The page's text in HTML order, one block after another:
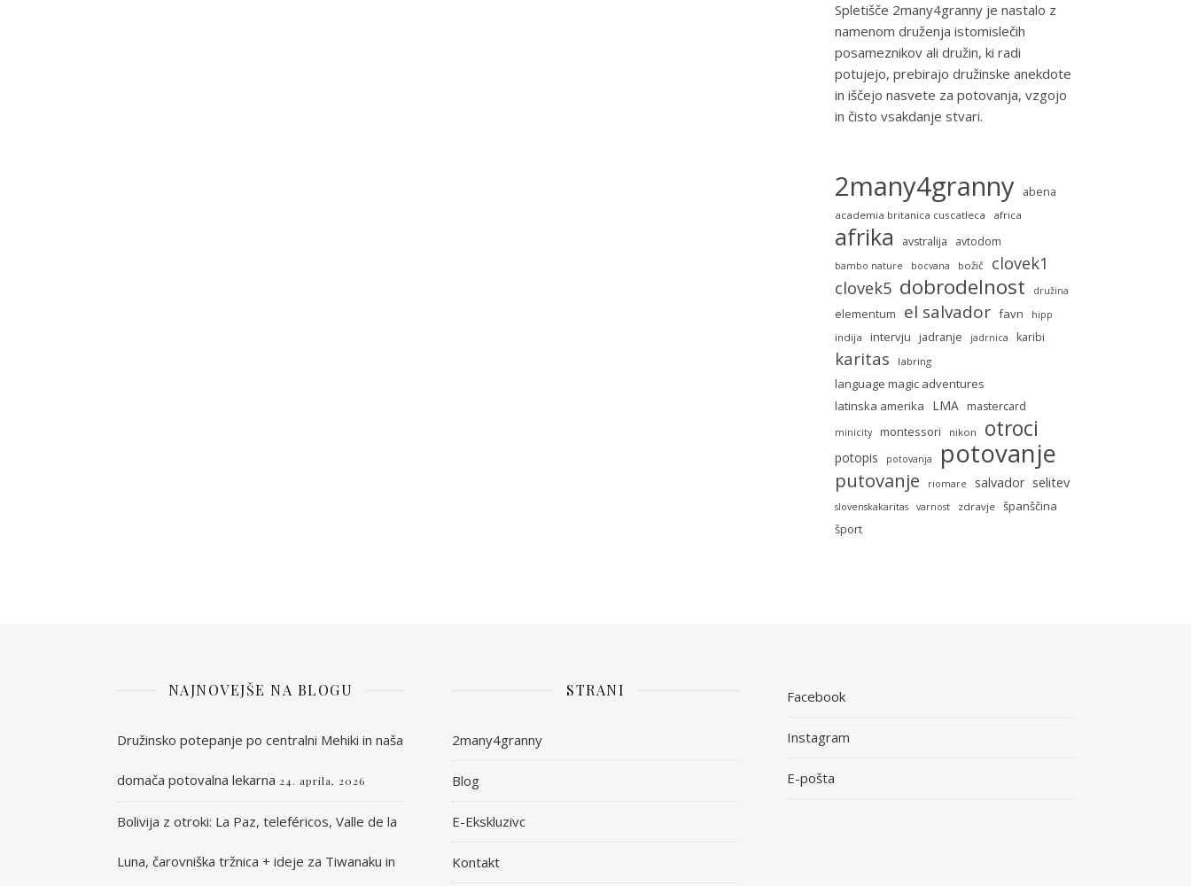
Spletišče 2many4granny je nastalo z
namenom druženja istomislečih
posameznikov ali družin, ki radi
potujejo, prebirajo družinske anekdote
in iščejo nasvete za potovanja, vzgojo
in čisto vsakdanje stvari.
2many4granny abena
academia britanica cuscatleca africa
afrika avstralija avtodom
bambo nature bocvana božič clovek1
clovek5 dobrodelnost družina
elementum el salvador favn hipp
indija intervju jadranje jadrnica karibi
karitas labring
language magic adventures
latinska amerika
LMA mastercard
minicity montessori nikon otroci
potopis potovanja potovanje
putovanje riomare salvador selitev
slovenskakaritas varnost zdravje španščina
šport
NAJNOVEJŠE NA BLOGU
Družinsko potepanje po centralni Mehiki in naša
domača potovalna lekarna 24. aprila, 2026
Bolivija z otroki: La Paz, teleféricos, Valle de la
Luna, čarovniška tržnica + ideje za Tiwanaku in
STRANI
2many4granny
Blog
E-Ekskluzivc
Kontakt
Facebook
Instagram
E-pošta